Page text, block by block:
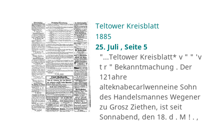
Teltower Kreisblatt
1885
25. Juli , Seite 5
"...Teltower Kreisblatt* v " " 'v
t r " Bekanntmachung . Der
121ahre
alteknabecarlwenneine Sohn
des Handelsmannes Wegener
zu Grosz Ziethen, ist seit
Sonnabend, den 18. d . M ! . ,